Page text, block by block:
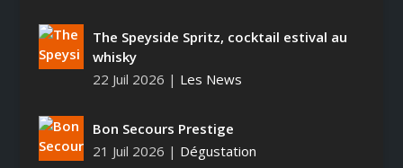
The Speyside Spritz, cocktail estival au
whisky
22 Juil 2026 | Les News
Bon Secours Prestige
21 Juil 2026 | Dégustation